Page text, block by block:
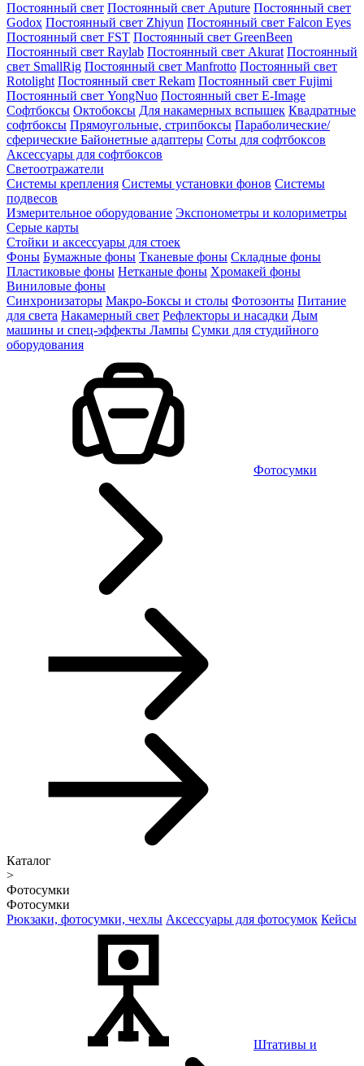
Постоянный свет Постоянный свет Aputure Постоянный свет
Godox Постоянный свет Zhiyun Постоянный свет Falcon Eyes
Постоянный свет FST Постоянный свет GreenBeen
Постоянный свет Raylab Постоянный свет Akurat Постоянный
свет SmallRig Постоянный свет Manfrotto Постоянный свет
Rotolight Постоянный свет Rekam Постоянный свет Fujimi
Постоянный свет YongNuo Постоянный свет E-Image
Софтбоксы Октобоксы Для накамерных вспышек Квадратные
софтбоксы Прямоугольные, стрипбоксы Параболические/
сферические Байонетныe адаптеры Соты для софтбоксов
Аксессуары для софтбоксов
Светоотражатели
Системы крепления Системы установки фонов Системы
подвесов
Измерительное оборудование Экспонометры и колориметры
Серые карты
Стойки и аксессуары для стоек
Фоны Бумажные фоны Тканевые фоны Складные фоны
Пластиковые фоны Нетканые фоны Хромакей фоны
Виниловые фоны
Синхронизаторы Макро-Боксы и столы Фотозонты Питание
для света Накамерный свет Рефлекторы и насадки Дым
машины и спец-эффекты Лампы Сумки для студийного
оборудования
Фотосумки
Каталог
>
Фотосумки
Фотосумки
Рюкзаки, фотосумки, чехлы Аксессуары для фотосумок Кейсы
Штативы и